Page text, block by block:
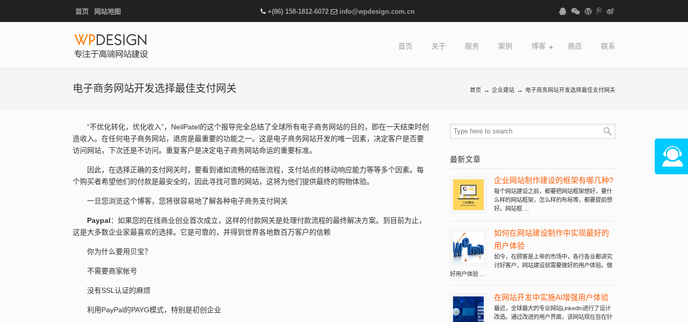
首页 网站地图 +(86) 158-1812-6072 info@wpdesign.com.cn
首页 关于 服务 案例 博客 商店 联系
电子商务网站开发选择最佳支付网关 首页 → 企业建站 → 电子商务网站开发选择最佳支付网关
“不优化转化，优化收入”，NeilPatel的这个报导完全总结了全球所有电子商务网站的目的，即在一天结束时创
造收入。在任何电子商务网站，退房是最重要的功能之一。这是电子商务网站开发的唯一因素，决定客户是否要
访问网站，下次还是不访问。重复客户是决定电子商务网站命运的重要标准。
因此，在选择正确的支付网关时，要看到诸如流畅的结账流程，支付站点的移动响应能力等等多个因素。每
个购买者希望他们的付款是最安全的，因此寻找可靠的网站，这将为他们提供最终的购物体验。
一旦您浏览这个博客，您将很容易地了解各种电子商务支付网关
Paypal：如果您的在线商业创业首次成立，这样的付款网关是处理付款流程的最终解决方案。到目前为止，
这是大多数企业家最喜欢的选择。它是可靠的，并得到世界各地数百万客户的信赖
你为什么要用贝宝？
不需要商家帐号
没有SSL认证的麻烦
利用PayPal的PAYG模式，特别是初创企业
最新文章
企业网站制作建设的框架有哪几种?
每个网站建设之前，都要把网站框架想好，要什
么样的网站框架，怎么样的布局等，都要提前想
好。网站框 …
如何在网站建设制作中实现最好的
用户体验
如今，在顾客是上帝的市场中，各行各业都讲究
讨好客户，网站建设就需要做好的用户体验。做
好用户体验 …
在网站开发中实施AI增强用户体验
最近，全球最大的专业网站LinkedIn进行了设计
改造。通过改进的用户界面，该网站现在旨在针